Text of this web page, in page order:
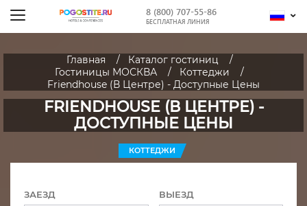
8 (800) 707-55-86
БЕСПЛАТНАЯ ЛИНИЯ
Главная
Каталог гостиниц
Гостиницы МОСКВА
Коттеджи
Friendhouse (В Центре) - Доступные Цены
FRIENDHOUSE (В ЦЕНТРЕ) -
ДОСТУПНЫЕ ЦЕНЫ
КОТТЕДЖИ
ЗАЕЗД ВЫЕЗД